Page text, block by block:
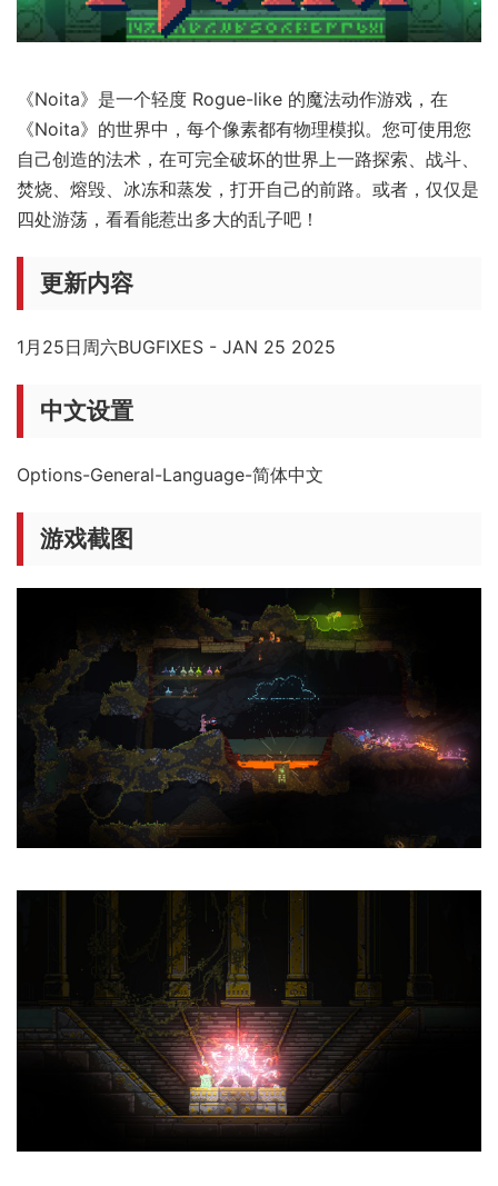
《Noita》是一个轻度 Rogue-like 的魔法动作游戏，在
《Noita》的世界中，每个像素都有物理模拟。您可使用您
自己创造的法术，在可完全破坏的世界上一路探索、战斗、
焚烧、熔毁、冰冻和蒸发，打开自己的前路。或者，仅仅是
四处游荡，看看能惹出多大的乱子吧！
更新内容
1月25日周六BUGFIXES - JAN 25 2025
中文设置
Options-General-Language-简体中文
游戏截图